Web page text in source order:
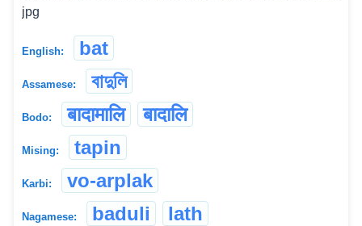
jpg
English: bat
Assamese: বাদুলি
Bodo: बादामालि बादालि
Mising: tapin
Karbi: vo-arplak
Nagamese: baduli lath